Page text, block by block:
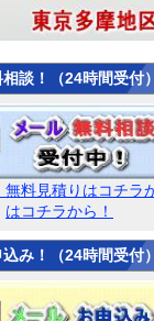
談！（24時間受付）
料見積りはコチラ
はコチラから！
み！（24時間受付）